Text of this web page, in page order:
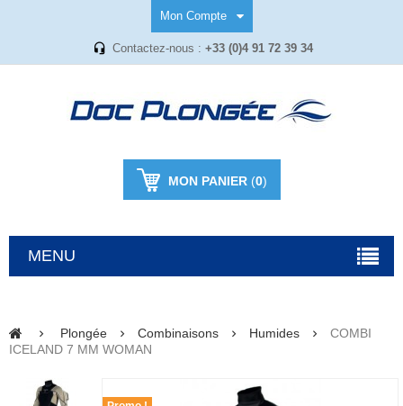
Mon Compte
Contactez-nous : +33 (0)4 91 72 39 34
MON PANIER(0)
MENU
Plongée Combinaisons Humides
COMBI
ICELAND 7 MM WOMAN